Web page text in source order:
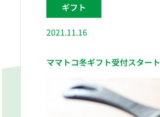
ギフト
2021.11.16
ママトコ冬ギフト受付スタート